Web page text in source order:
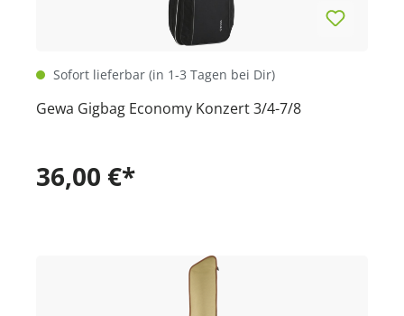
Sofort lieferbar (in 1-3 Tagen bei Dir)
Gewa Gigbag Economy Konzert 3/4-7/8
36,00 €*